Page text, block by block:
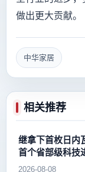
做出更大贡献。
中华家居
相关推荐
继拿下首枚日内
首个省部级科技
新高峰
2026-08-08